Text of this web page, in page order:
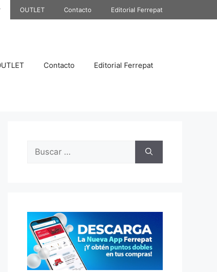
OUTLET Contacto Editorial Ferrepat
Contacto Editorial Ferrepat
Buscar: